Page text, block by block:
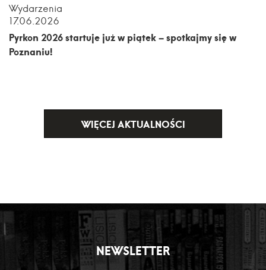
Wydarzenia
17.06.2026
Pyrkon 2026 startuje już w piątek – spotkajmy się w
Poznaniu!
WIĘCEJ AKTUALNOŚCI
NEWSLETTER